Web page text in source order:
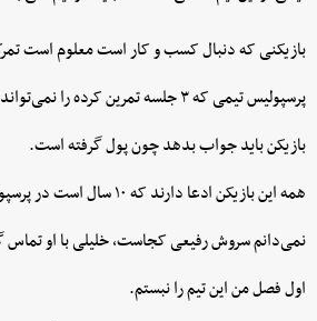
بازیکنی که دنبال کسب و کار است معلوم است
پرسپولیس تیمی که ۳ جلسه تمرین کرده را نمی‌تواند ببرد.
بازیکن باید جواب بدهد چون پول گرفته است.
همه این بازیکن ادعا دارند که ۱۰ سال است در پرسپولیس هستند.
نمی‌دانم سروش رفیعی کجاست، خلیلی با او تماس
اول فصل من این تیم را نبستم.